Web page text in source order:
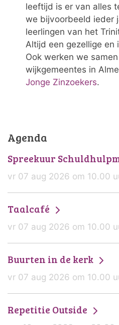
leeftijd is er van alles
we bijvoorbeeld ieder
leerlingen van het
Altijd een gezellige en
Ook werken we
wijkgemeentes in
Jonge Zinzoekers.
Agenda
Spreekuur
vr 07 aug 2026 om 10.00
Taalcafé
vr 07 aug 2026 om 10.00
Buurten in de kerk
vr 07 aug 2026 om 10.00
Repetitie Outside